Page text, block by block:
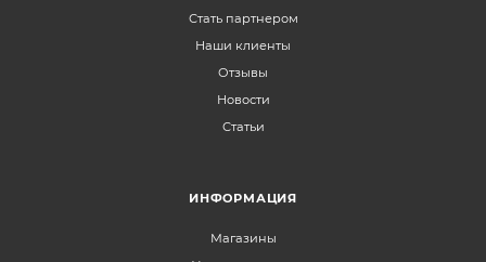
Стать партнером
Наши клиенты
Отзывы
Новости
Статьи
ИНФОРМАЦИЯ
Магазины